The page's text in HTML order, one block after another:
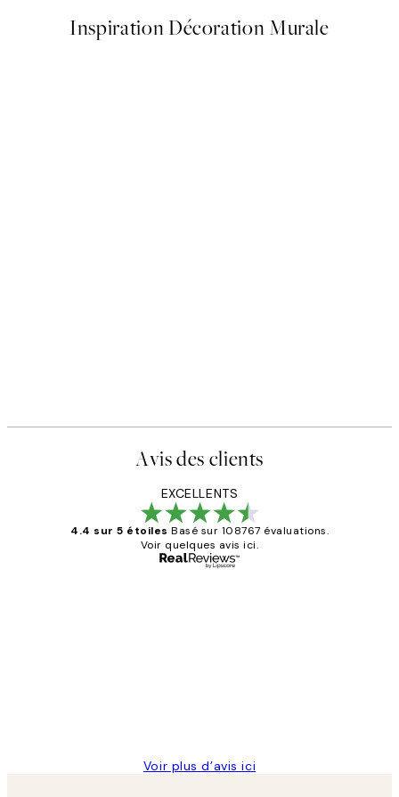
Inspiration Décoration Murale
Avis des clients
EXCELLENTS
4.4 sur 5 étoiles Basé sur 108767 évaluations.
Voir quelques avis ici.
Voir plus d’avis ici